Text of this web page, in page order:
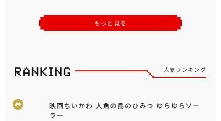
もっと見る
人気ランキング
映画ちいかわ 人魚の島のひみつ ゆらゆらソー
ラー